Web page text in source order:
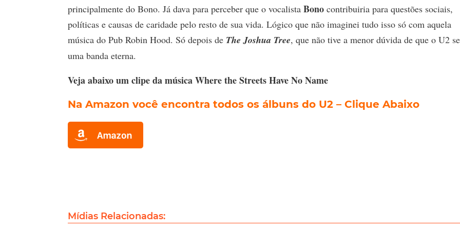
principalmente do Bono. Já dava para perceber que o vocalista Bono contribuiria para questões sociais,
políticas e causas de caridade pelo resto de sua vida. Lógico que não imaginei tudo isso só com aquela
música do Pub Robin Hood. Só depois de The Joshua Tree, que não tive a menor dúvida de que o U2
uma banda eterna.
Veja abaixo um clipe da música Where the Streets Have No Name
Na Amazon você encontra todos os álbuns do U2 – Clique Abaixo
Mídias Relacionadas: